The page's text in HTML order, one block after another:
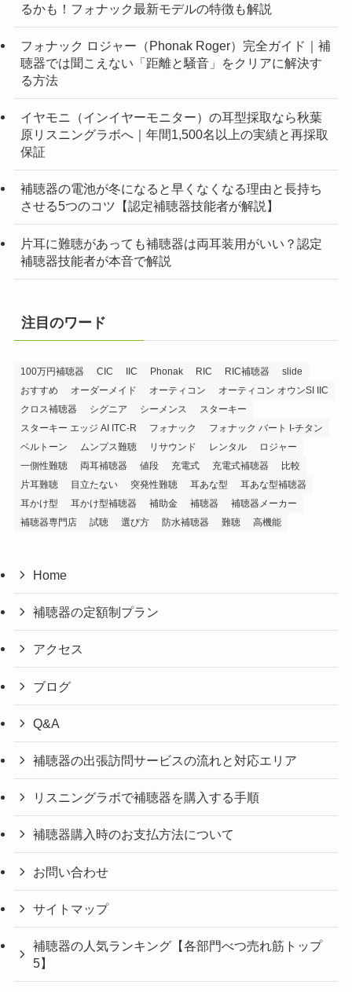
るかも！フォナック最新モデルの特徴も解説
フォナック ロジャー（Phonak Roger）完全ガイド｜補
聴器では聞こえない「距離と騒音」をクリアに解決す
る方法
イヤモニ（インイヤーモニター）の耳型採取なら秋葉
原リスニングラボへ｜年間1,500名以上の実績と再採取
保証
補聴器の電池が冬になると早くなくなる理由と長持ち
させる5つのコツ【認定補聴器技能者が解説】
片耳に難聴があっても補聴器は両耳装用がいい？認定
補聴器技能者が本音で解説
注目のワード
100万円補聴器 CIC IIC Phonak RIC RIC補聴器
slide
おすすめ
オーダーメイド オーティコン
オーティコン オウンSI IIC
クロス補聴器
シグニア シーメンス
スターキー
スターキー エッジ AI ITC-R
フォナック
フォナック バート I-チタン
ベルトーン
ムンプス難聴 リサウンド レンタル
ロジャー
一側性難聴
両耳補聴器 値段 充電式 充電式補聴器
比較
片耳難聴
目立たない 突発性難聴 耳あな型
耳あな型補聴器
耳かけ型
耳かけ型補聴器 補助金 補聴器
補聴器メーカー
補聴器専門店
試聴 選び方 防水補聴器 難聴 高機能
Home
補聴器の定額制プラン
アクセス
ブログ
Q&A
補聴器の出張訪問サービスの流れと対応エリア
リスニングラボで補聴器を購入する手順
補聴器購入時のお支払方法について
お問い合わせ
サイトマップ
補聴器の人気ランキング【各部門べつ売れ筋トップ
5】